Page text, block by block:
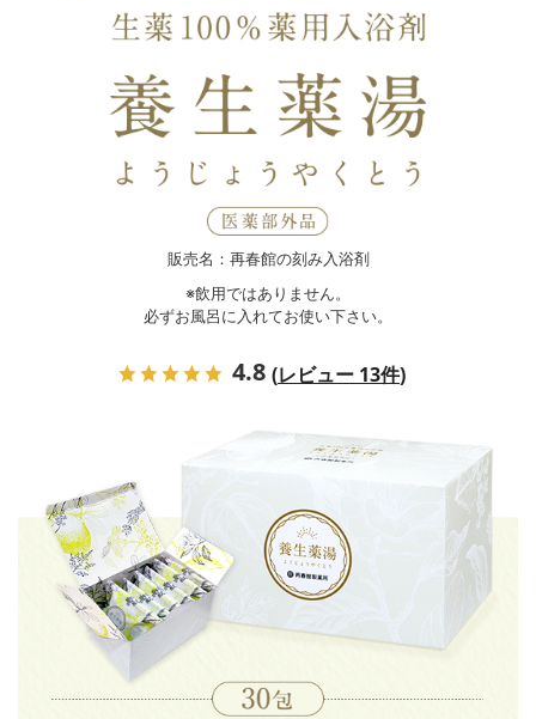
販売名：再春館の刻み入浴剤
※飲用ではありません。
必ずお風呂に入れてお使い下さい。
4.8 (レビュー 13件)